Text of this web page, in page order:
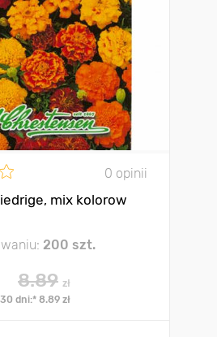
0 opinii
mix kolorow
200 szt.
8.89 zł
dni:* 8.89 zł